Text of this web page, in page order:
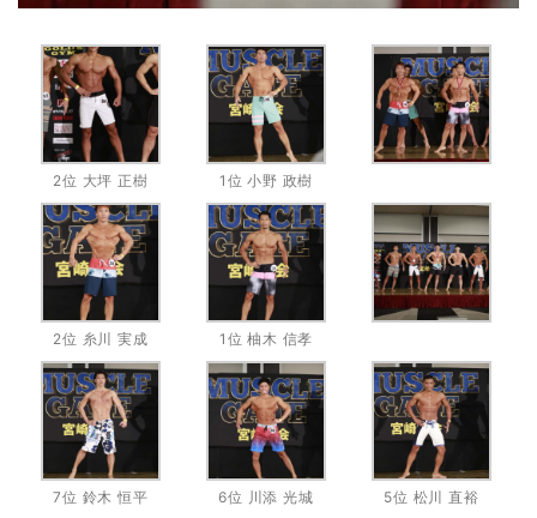
2位 大坪 正樹 1位 小野 政樹
2位 糸川 実成 1位 柚木 信孝
7位 鈴木 恒平 6位 川添 光城 5位 松川 直裕